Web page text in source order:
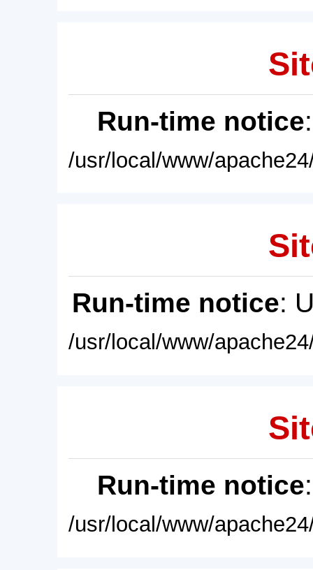
Run-time notice
/usr/local/www/
Run-time notice:
/usr/local/www/
Run-time notice
/usr/local/www/